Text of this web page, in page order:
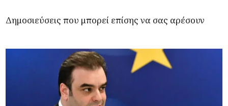
Δημοσιεύσεις που μπορεί επίσης να σας αρέσουν